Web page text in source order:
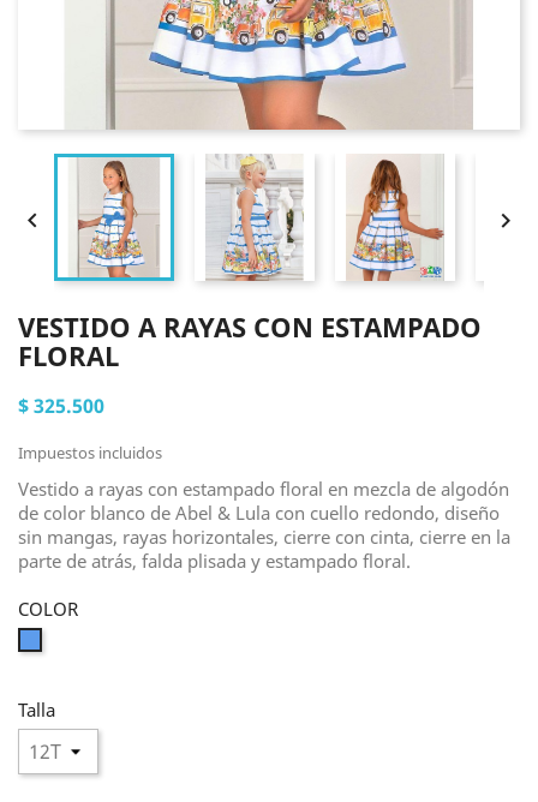
 
VESTIDO A RAYAS CON ESTAMPADO
FLORAL
$ 325.500
Impuestos incluidos
Vestido a rayas con estampado floral en mezcla de algodón
de color blanco de Abel & Lula con cuello redondo, diseño
sin mangas, rayas horizontales, cierre con cinta, cierre en la
parte de atrás, falda plisada y estampado floral.
COLOR
Talla